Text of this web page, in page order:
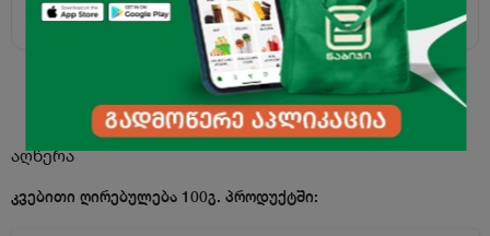
აღწერა
კვებითი ღირებულება 100გ. პროდუქტში: